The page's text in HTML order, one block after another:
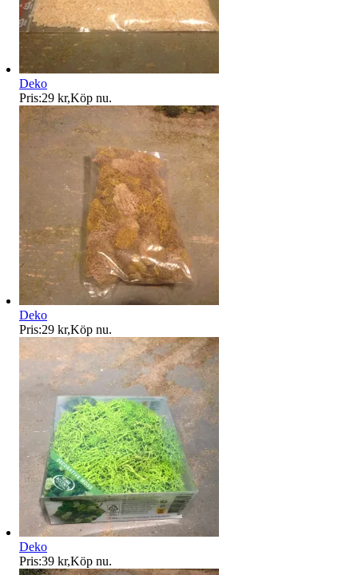
Deko
Pris:29 kr,Köp nu.
Deko
Pris:29 kr,Köp nu.
Deko
Pris:39 kr,Köp nu.